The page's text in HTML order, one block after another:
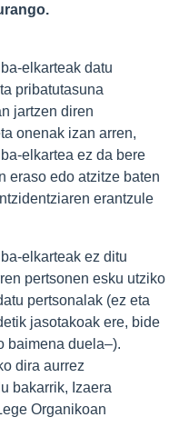
elkarteak datu
pribatutasuna
jartzen diren
onenak izan arren,
elkartea ez da bere
eraso edo atzitze baten
erantzule
elkarteak ez ditu
pertsonen esku utziko
pertsonalak (ez eta
jasotakoak ere, bide
baimena duela–).
dira aurrez
bakarrik, Izaera
Organikoan